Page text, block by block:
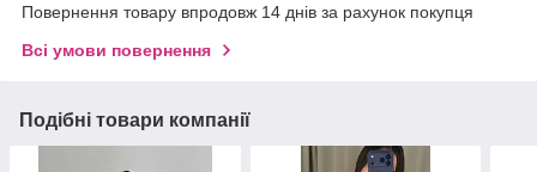
Повернення товару впродовж 14 днів за рахунок покупця
Всі умови повернення
Подібні товари компанії